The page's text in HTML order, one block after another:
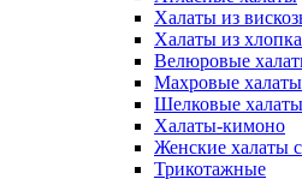
Халаты из
Халаты из хлопка
Велюровые
Махровые халаты
Шелковые халаты
Халаты-кимоно
Женские халаты
Трикотажные